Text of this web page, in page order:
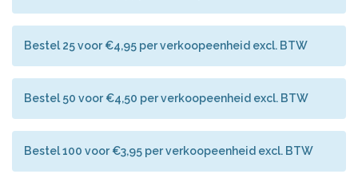
Bestel 25 voor €4,95 per verkoopeenheid excl. BTW
Bestel 50 voor €4,50 per verkoopeenheid excl. BTW
Bestel 100 voor €3,95 per verkoopeenheid excl. BTW